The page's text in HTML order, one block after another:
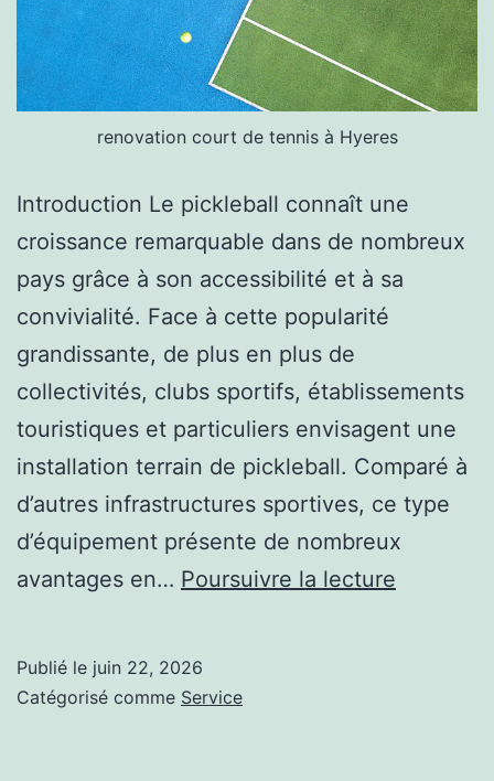
renovation court de tennis à Hyeres
Introduction Le pickleball connaît une
croissance remarquable dans de nombreux
pays grâce à son accessibilité et à sa
convivialité. Face à cette popularité
grandissante, de plus en plus de
collectivités, clubs sportifs, établissements
touristiques et particuliers envisagent une
installation terrain de pickleball. Comparé à
d’autres infrastructures sportives, ce type
d’équipement présente de nombreux
avantages en… Poursuivre la lecture
Publié le juin 22, 2026
Catégorisé comme Service